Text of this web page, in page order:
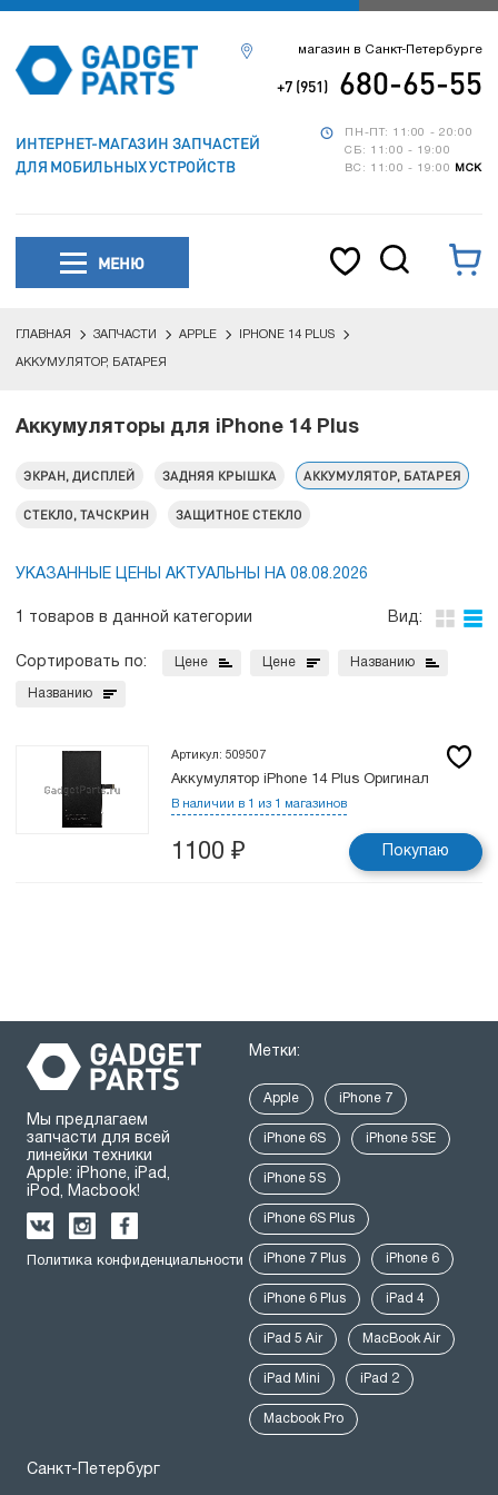
ИНТЕРНЕТ-МАГАЗИН ЗАПЧАСТЕЙ
ДЛЯ МОБИЛЬНЫХ УСТРОЙСТВ
ПН-ПТ: 11:00 - 20:00
СБ: 11:00 - 19:00
ВС: 11:00 - 19:00
МСК
магазин в Санкт-Петербурге
+7 (951) 680-65-55
МЕНЮ
ГЛАВНАЯ ЗАПЧАСТИ APPLE IPHONE 14 PLUS
АККУМУЛЯТОР, БАТАРЕЯ
Аккумуляторы для iPhone 14 Plus
ЭКРАН, ДИСПЛЕЙ ЗАДНЯЯ КРЫШКА АККУМУЛЯТОР, БАТАРЕЯ
СТЕКЛО, ТАЧСКРИН ЗАЩИТНОЕ СТЕКЛО
УКАЗАННЫЕ ЦЕНЫ АКТУАЛЬНЫ НА 08.08.2026
1 товаров в данной категории Вид:
Сортировать по: Цене Цене Названию
Названию
Артикул: 509507
Аккумулятор iPhone 14 Plus Оригинал
В наличии в 1 из 1 магазинов
1100 ₽ Покупаю
Мы предлагаем
запчасти для всей
линейки техники
Apple: iPhone, iPad,
iPod, Macbook!
Политика конфиденциальности
Метки:
Apple iPhone 7
iPhone 6S iPhone 5SE
iPhone 5S
iPhone 6S Plus
iPhone 7 Plus iPhone 6
iPhone 6 Plus iPad 4
iPad 5 Air MacBook Air
iPad Mini iPad 2
Macbook Pro
Санкт-Петербург